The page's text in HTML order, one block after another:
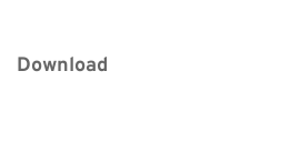
Download